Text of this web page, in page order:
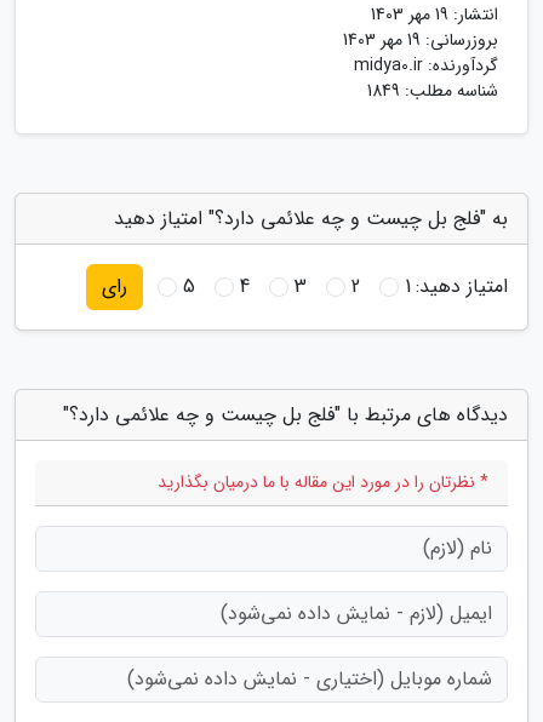
انتشار: 19 مهر 1403
بروزرسانی: 19 مهر 1403
گردآورنده: midya0.ir
شناسه مطلب: 1849
به "فلج بل چیست و چه علائمی دارد؟" امتیاز دهید
امتیاز دهید:1
2
3
4
5 رای
دیدگاه های مرتبط با "فلج بل چیست و چه علائمی دارد؟"
* نظرتان را در مورد این مقاله با ما درمیان بگذارید